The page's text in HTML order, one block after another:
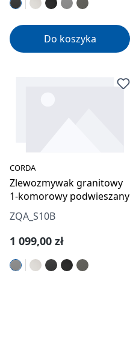
Do koszyka
CORDA
Zlewozmywak granitowy
1-komorowy podwieszany
ZQA_S10B
Cena regularna:
1 099,00 zł